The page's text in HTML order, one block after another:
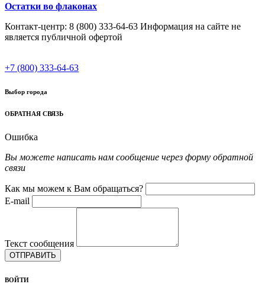
Остатки во флаконах
Контакт-центр: 8 (800) 333-64-63 Информация на сайте не
является публичной офертой
+7 (800) 333-64-63
Выбор города
ОБРАТНАЯ СВЯЗЬ
Ошибка
Вы можете написать нам сообщение через форму обратной
связи
Как мы можем к Вам обращаться?
E-mail
Текст сообщения
ОТПРАВИТЬ
ВОЙТИ